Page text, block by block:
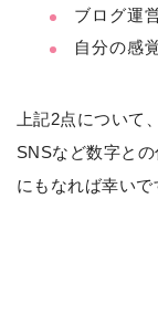
ブログ運
自分の感
上記2点について
SNSなど数字と
にもなれば幸いで